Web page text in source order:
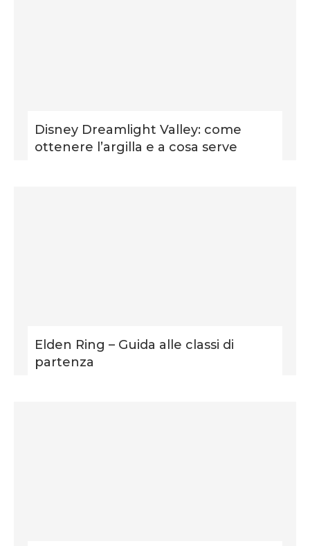
Disney Dreamlight Valley: come
ottenere l’argilla e a cosa serve
Elden Ring – Guida alle classi di
partenza